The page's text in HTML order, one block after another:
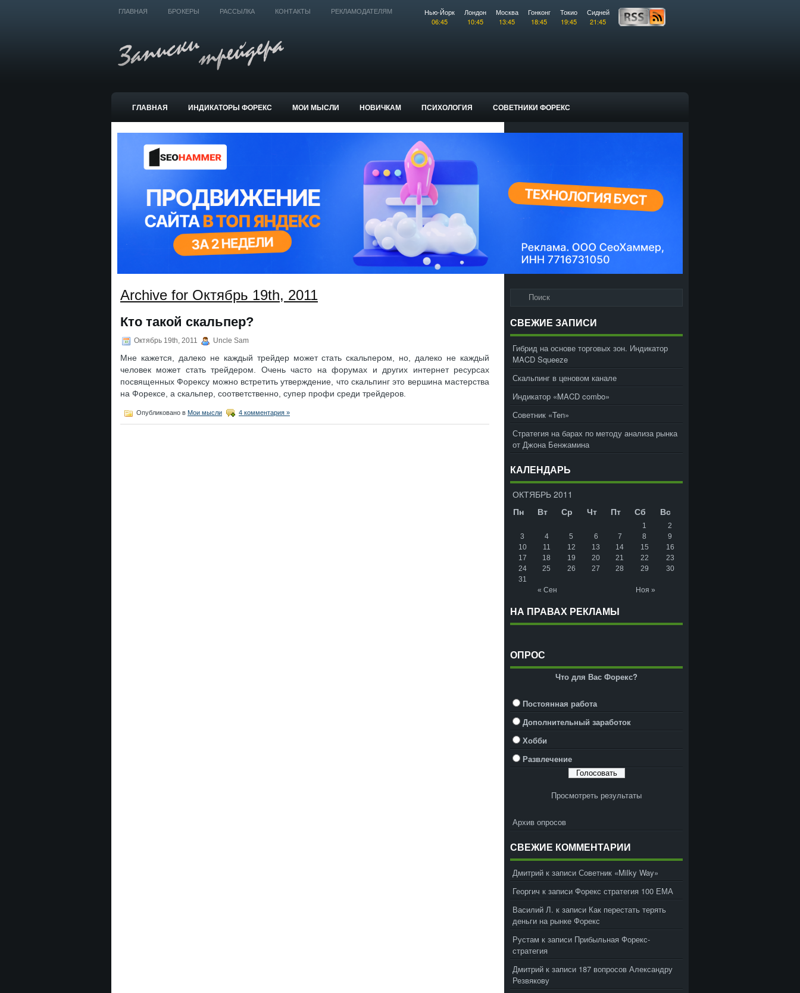
ГЛАВНАЯ БРОКЕРЫ РАССЫЛКА КОНТАКТЫ РЕКЛАМОДАТЕЛЯМ
Нью-Йорк
06:45
Лондон
10:45
Москва
13:45
Гонконг
18:45
Токио
19:45
Сидней
21:45
ГЛАВНАЯ ИНДИКАТОРЫ ФОРЕКС МОИ МЫСЛИ НОВИЧКАМ ПСИХОЛОГИЯ
СОВЕТНИКИ ФОРЕКС
ТОРГОВЫЕ СИСТЕМЫ
Archive for Октябрь 19th, 2011
Кто такой скальпер?
Октябрь 19th, 2011 Uncle Sam
Мне кажется, далеко не каждый трейдер может стать скальпером, но, далеко не каждый
человек может стать трейдером. Очень часто на форумах и других интернет ресурсах
посвященных Форексу можно встретить утверждение, что скальпинг это вершина мастерства
на Форексе, а скальпер, соответственно, супер профи среди трейдеров.
Опубликовано в Мои мысли 4 комментария »
СВЕЖИЕ ЗАПИСИ
Гибрид на основе торговых зон. Индикатор
MACD Squeeze
Скальпинг в ценовом канале
Индикатор «MACD combo»
Советник «Ten»
Стратегия на барах по методу анализа рынка
от Джона Бенжамина
КАЛЕНДАРЬ
ОКТЯБРЬ 2011
Пн
Вт Ср Чт Пт Сб Вс
« Сен Ноя »
1
2
3
4 5 6 7 8
9
10
11 12 13 14 15
16
17
18 19 20 21 22
23
24
25 26 27 28 29
30
31
НА ПРАВАХ РЕКЛАМЫ
ОПРОС
Что для Вас Форекс?
Постоянная работа
Дополнительный заработок
Хобби
Развлечение
Просмотреть результаты
Архив опросов
СВЕЖИЕ КОММЕНТАРИИ
Дмитрий к записи Советник «Milky Way»
Георгич к записи Форекс стратегия 100 ЕМА
Василий Л. к записи Как перестать терять
деньги на рынке Форекс
Рустам к записи Прибыльная Форекс-
стратегия
Дмитрий к записи 187 вопросов Александру
Резвякову